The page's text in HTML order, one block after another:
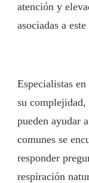
atención y
asociadas a
Especialistas
su complejidad,
pueden ayudar
comunes se
responder
respiración